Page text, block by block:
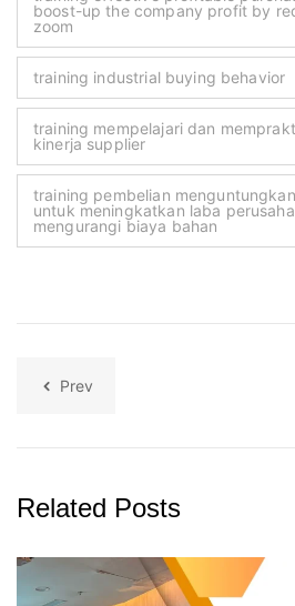
boost-up the company profit by
zoom
training industrial buying behavior
training mempelajari dan
kinerja supplier
training pembelian
untuk meningkatkan laba
mengurangi biaya bahan
Prev
Related Posts